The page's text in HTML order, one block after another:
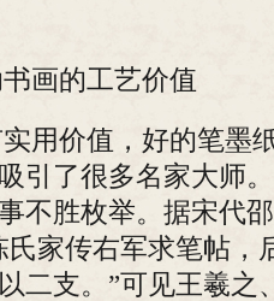
画的工艺价值
用价值，好的笔墨
引了很多名家大师
不胜枚举。据宋代
氏家传右军求笔帖，
二支。”可见王羲之